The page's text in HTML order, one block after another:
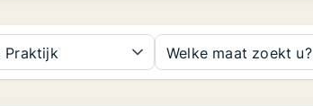
Praktijk Welke maat zoekt u?